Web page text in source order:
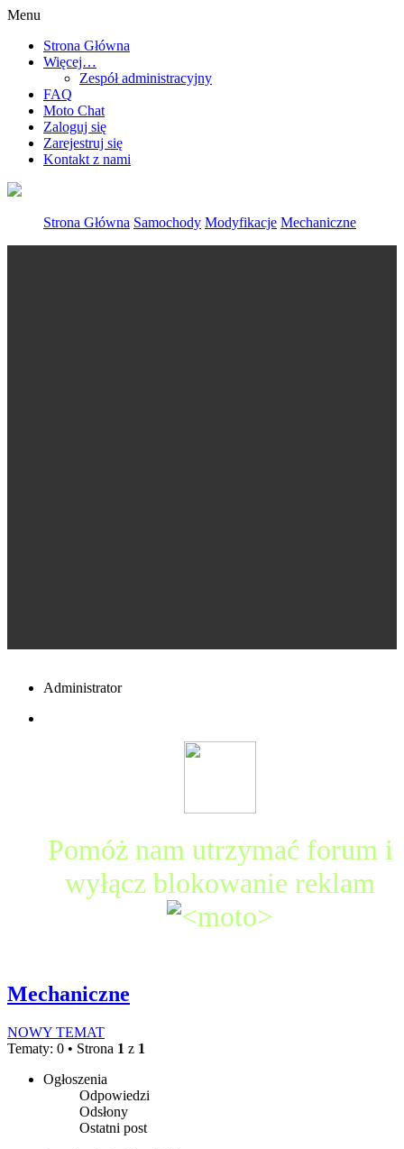
Menu
Strona Główna
Więcej…
Zespół administracyjny
FAQ
Moto Chat
Zaloguj się
Zarejestruj się
Kontakt z nami
Strona Główna Samochody Modyfikacje Mechaniczne
Administrator
Pomóż nam utrzymać forum i
wyłącz blokowanie reklam
Mechaniczne
NOWY TEMAT
Tematy: 0 • Strona 1 z 1
Ogłoszenia
Odpowiedzi
Odsłony
Ostatni post